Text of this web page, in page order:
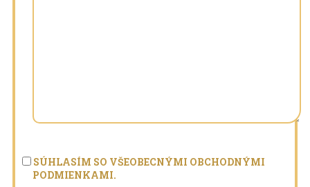
SÚHLASÍM SO VŠEOBECNÝMI OBCHODNÝMI
PODMIENKAMI.